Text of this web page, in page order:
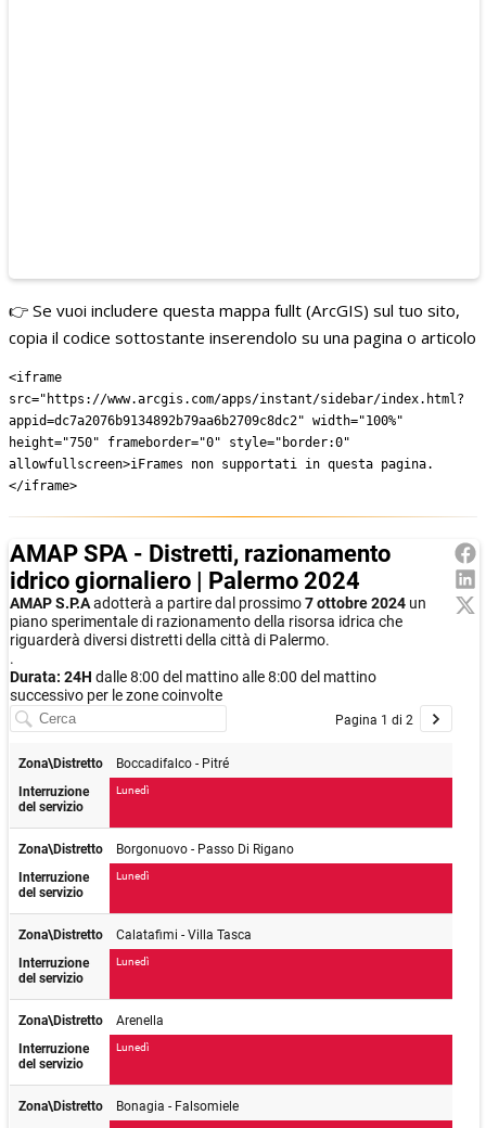
👉 Se vuoi includere questa mappa fullt (ArcGIS) sul tuo sito,
copia il codice sottostante inserendolo su una pagina o articolo
<iframe
src="https://www.arcgis.com/apps/instant/sidebar/index.html?
appid=dc7a2076b9134892b79aa6b2709c8dc2" width="100%"
height="750" frameborder="0" style="border:0"
allowfullscreen>iFrames non supportati in questa pagina.
</iframe>